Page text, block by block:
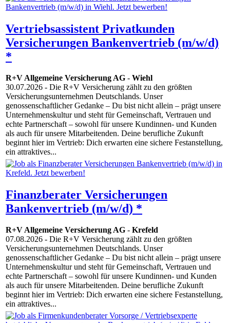
Vertriebsassistent Privatkunden
Versicherungen Bankenvertrieb (m/w/d)
*
R+V Allgemeine Versicherung AG - Wiehl
30.07.2026 - Die R+V Versicherung zählt zu den größten
Versicherungsunternehmen Deutschlands. Unser
genossenschaftlicher Gedanke – Du bist nicht allein – prägt unsere
Unternehmenskultur und steht für Gemeinschaft, Vertrauen und
echte Partnerschaft – sowohl für unsere Kundinnen- und Kunden
als auch für unsere Mitarbeitenden. Deine berufliche Zukunft
beginnt hier im Vertrieb: Dich erwarten eine sichere Festanstellung,
ein attraktives...
Finanzberater Versicherungen
Bankenvertrieb (m/w/d) *
R+V Allgemeine Versicherung AG - Krefeld
07.08.2026 - Die R+V Versicherung zählt zu den größten
Versicherungsunternehmen Deutschlands. Unser
genossenschaftlicher Gedanke – Du bist nicht allein – prägt unsere
Unternehmenskultur und steht für Gemeinschaft, Vertrauen und
echte Partnerschaft – sowohl für unsere Kundinnen- und Kunden
als auch für unsere Mitarbeitenden. Deine berufliche Zukunft
beginnt hier im Vertrieb: Dich erwarten eine sichere Festanstellung,
ein attraktives...